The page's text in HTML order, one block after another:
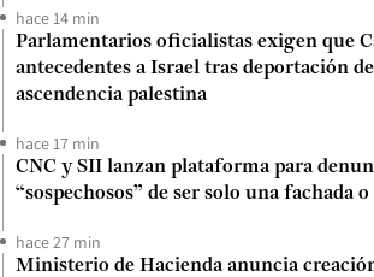
hace 14 min
Parlamentarios oficialistas exigen que
antecedentes a Israel tras deportación
ascendencia palestina
hace 17 min
CNC y SII lanzan plataforma para
“sospechosos” de ser solo una fachada
hace 27 min
Ministerio de Hacienda anuncia